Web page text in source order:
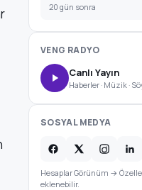
20 gün sonra
VENG RADYO
Canlı Yayın
Haberler · Müzik ·
SOSYAL MEDYA
Hesaplar Görünüm →
eklenebilir.